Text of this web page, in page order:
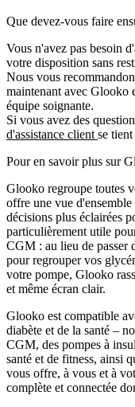
Que devez-vous faire
Vous n'avez pas besoin
votre disposition sans
Nous vous
maintenant avec Glooko
équipe soignante.
Si vous avez des
d'assistance client se
Pour en savoir plus sur
Glooko regroupe toutes
offre une vue
décisions plus éclairées
particulièrement utile
CGM : au lieu de passer
pour regrouper vos
votre pompe, Glooko
et même écran clair.
Glooko est compatible
diabète et de la santé –
CGM, des pompes à
santé et de fitness, ainsi
vous offre, à vous et à
complète et connectée